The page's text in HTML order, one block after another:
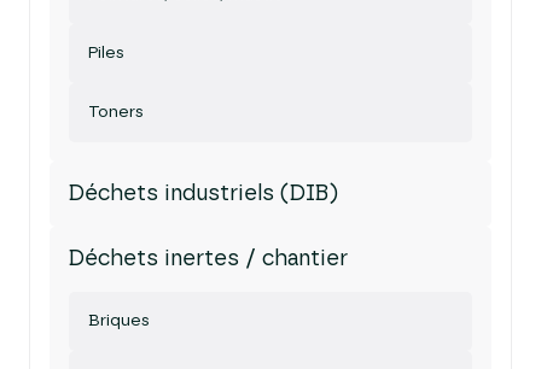
Piles
Toners
Déchets industriels (DIB)
Déchets inertes / chantier
Briques